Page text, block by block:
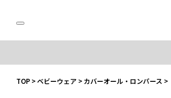
TOP >ベビーウェア > カバーオール・ロンパース >